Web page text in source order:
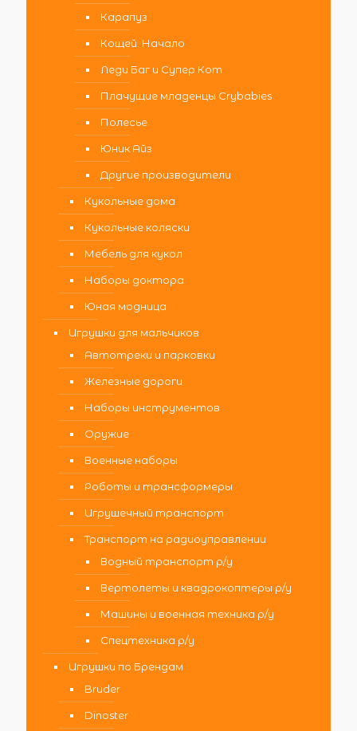
Карапуз
Кощей. Начало
Леди Баг и Супер Кот
Плачущие младенцы Crybabies
Полесье
Юник Айз
Другие производители
Кукольные дома
Кукольные коляски
Мебель для кукол
Наборы доктора
Юная модница
Игрушки для мальчиков
Автотреки и парковки
Железные дороги
Наборы инструментов
Оружие
Военные наборы
Роботы и трансформеры
Игрушечный транспорт
Транспорт на радиоуправлении
Водный транспорт р/у
Вертолеты и квадрокоптеры р/у
Машины и военная техника р/у
Спецтехника р/у
Игрушки по Брендам
Bruder
Dinoster